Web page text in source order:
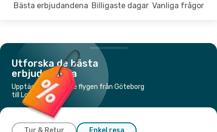
Bästa erbjudandena Billigaste dagar Vanliga frågor
Utforska de bästa
erbjudandena
Upptäck de billigaste flygen från Göteborg
till London
Tur & Retur Enkel resa